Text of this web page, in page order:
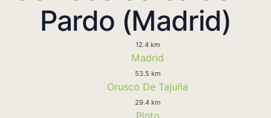
Pardo (Madrid)
12.4 km
Madrid
53.5 km
Orusco De Tajuña
29.4 km
Pinto